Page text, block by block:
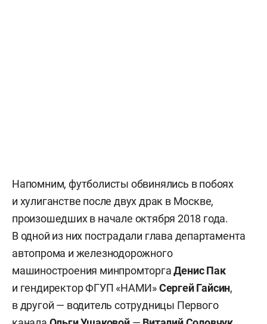
Напомним, футболисты обвинялись в побоях
и хулиганстве после двух драк в Москве,
произошедших в начале октября 2018 года.
В одной из них пострадали глава департамента
автопрома и железнодорожного
машиностроения минпромторгаДенис Пак
и гендиректор ФГУП «НАМИ»Сергей Гайсин,
в другой — водитель сотрудницы Первого